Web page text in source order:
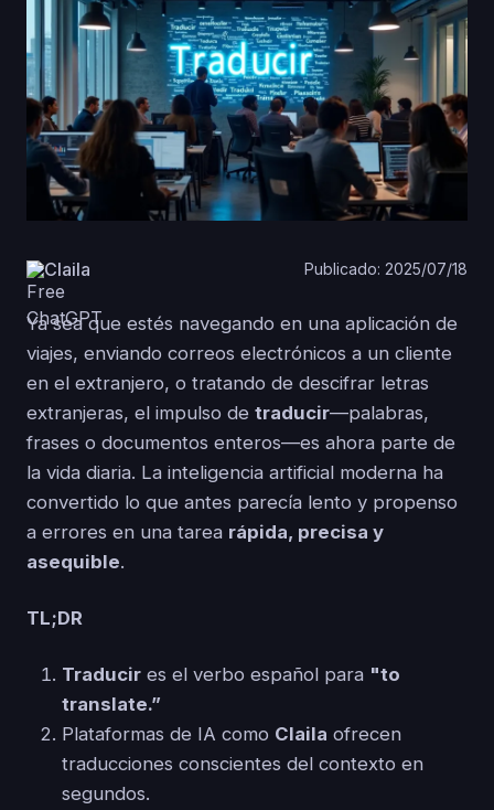
Claila Publicado: 2025/07/18
Ya sea que estés navegando en una aplicación de
viajes, enviando correos electrónicos a un cliente
en el extranjero, o tratando de descifrar letras
extranjeras, el impulso de traducir—palabras,
frases o documentos enteros—es ahora parte de
la vida diaria. La inteligencia artificial moderna ha
convertido lo que antes parecía lento y propenso
a errores en una tarea rápida, precisa y
asequible.
TL;DR
Traducir es el verbo español para "to
translate.”
Plataformas de IA como Claila ofrecen
traducciones conscientes del contexto en
segundos.